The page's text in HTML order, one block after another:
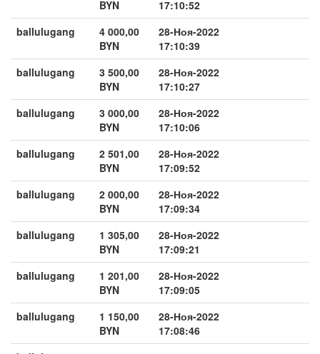
BYN
17:10:52
ballulugang
4 000,00
BYN
28-Ноя-2022
17:10:39
ballulugang
3 500,00
BYN
28-Ноя-2022
17:10:27
ballulugang
3 000,00
BYN
28-Ноя-2022
17:10:06
ballulugang
2 501,00
BYN
28-Ноя-2022
17:09:52
ballulugang
2 000,00
BYN
28-Ноя-2022
17:09:34
ballulugang
1 305,00
BYN
28-Ноя-2022
17:09:21
ballulugang
1 201,00
BYN
28-Ноя-2022
17:09:05
ballulugang
1 150,00
BYN
28-Ноя-2022
17:08:46